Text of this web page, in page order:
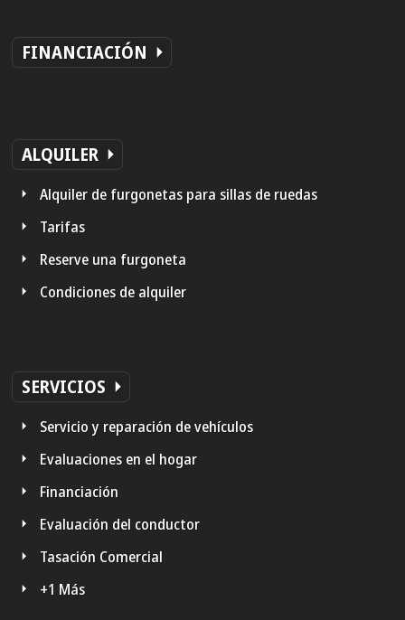
FINANCIACIÓN
ALQUILER
Alquiler de furgonetas para sillas de ruedas
Tarifas
Reserve una furgoneta
Condiciones de alquiler
SERVICIOS
Servicio y reparación de vehículos
Evaluaciones en el hogar
Financiación
Evaluación del conductor
Tasación Comercial
+1 Más